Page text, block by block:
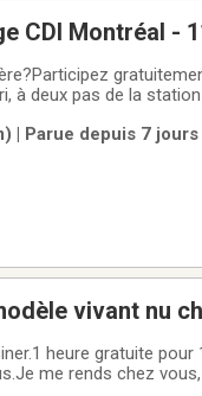
CDI Montréal -
à deux pas de la
| Parue depuis 7 jours
vivant nu
heure gratuite
me rends chez